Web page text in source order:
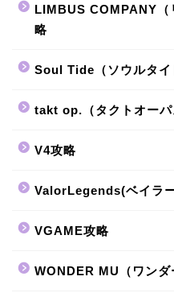
LIMBUS COMPANY（
略
Soul Tide（ソウルタイ
takt op.（タクトオーパ
V4攻略
ValorLegends(ベイラ
VGAME攻略
WONDER MU（ワンダ